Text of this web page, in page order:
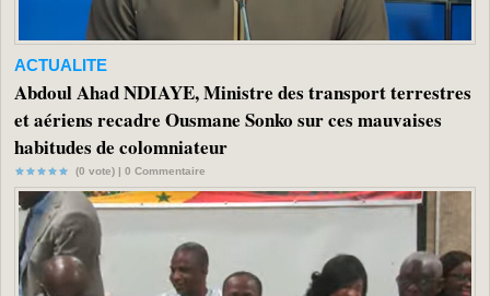
ACTUALITE
Abdoul Ahad NDIAYE, Ministre des transport terrestres
et aériens recadre Ousmane Sonko sur ces mauvaises
habitudes de colomniateur
(0 vote) | 0 Commentaire